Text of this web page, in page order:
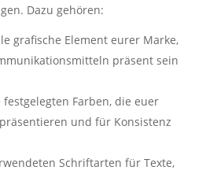
Dazu gehören:
grafische Element eurer Marke,
präsent sein
festgelegten Farben, die euer
und für Konsistenz
Schriftarten für Texte,